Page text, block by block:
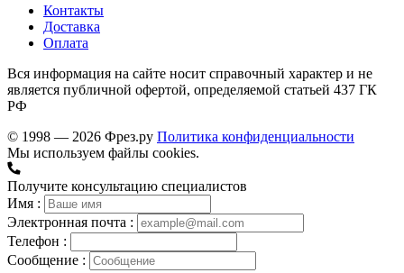
Контакты
Доставка
Оплата
Вся информация на сайте носит справочный характер и не
является публичной офертой, определяемой статьей 437 ГК
РФ
© 1998 — 2026 Фрез.ру Политика конфиденциальности
Мы используем файлы cookies.
Получите консультацию специалистов
Имя :
Электронная почта :
Телефон :
Сообщение :